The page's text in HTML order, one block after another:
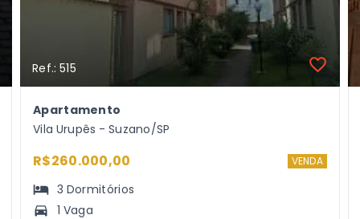
Ref.: 515
Apartamento
Vila Urupês - Suzano/SP
R$260.000,00 VENDA
3 Dormitórios
1 Vaga